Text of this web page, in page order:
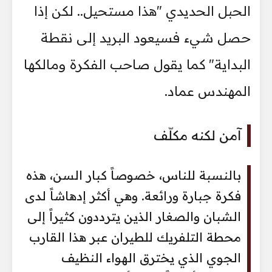
الحبل الحديدي "هذا مستحيل.. لكن إذا
حصل شيء فسيعود البريد إلى نقطة
البداية" كما يقول صاحب الفكرة ومالكها
المهندس عماد.
آمن لكنه مكلّف
بالنسبة للناس، خصوصاً كبار السن، هذه
فكرة جبارة ورائعة. وهي أكثر إدهاشاً لدى
الشبان والصغار الذين يترددون كثيراً إلى
محطة التلفريك للطيران عبر هذا القارب
الجوي الذي يخترق الهواء النظيف